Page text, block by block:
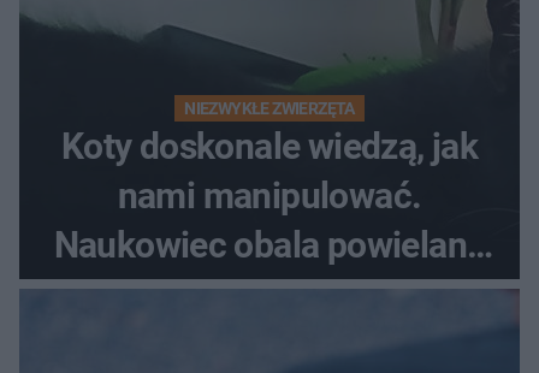
NIEZWYKŁE ZWIERZĘTA
Koty doskonale wiedzą, jak
nami manipulować.
Naukowiec obala powielane
od lat mity na ich temat